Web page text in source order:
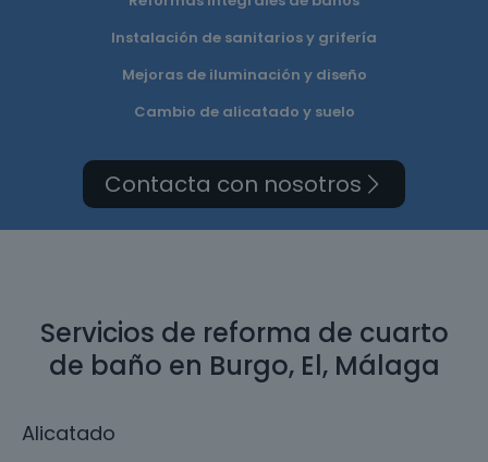
Instalación de sanitarios y grifería
Mejoras de iluminación y diseño
Cambio de alicatado y suelo
Contacta con nosotros
Servicios de reforma de cuarto
de baño en Burgo, El, Málaga
Alicatado